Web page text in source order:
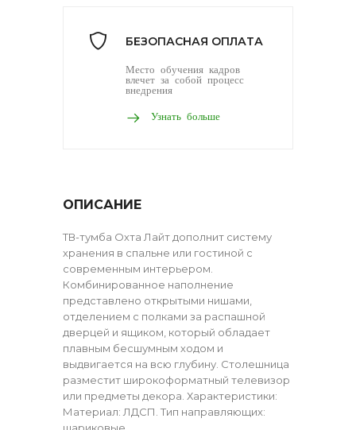
БЕЗОПАСНАЯ ОПЛАТА
Место обучения кадров
влечет за собой процесс
внедрения
Узнать больше
ОПИСАНИЕ
ТВ-тумба Охта Лайт дополнит систему
хранения в спальне или гостиной с
современным интерьером.
Комбинированное наполнение
представлено открытыми нишами,
отделением с полками за распашной
дверцей и ящиком, который обладает
плавным бесшумным ходом и
выдвигается на всю глубину. Столешница
разместит широкоформатный телевизор
или предметы декора. Характеристики:
Материал: ЛДСП. Тип направляющих: